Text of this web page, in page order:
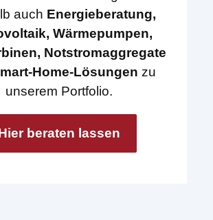
auch Energieberatung,
Wärmepumpen,
Notstromaggregate
Home-Lösungen zu
unserem Portfolio.
beraten lassen